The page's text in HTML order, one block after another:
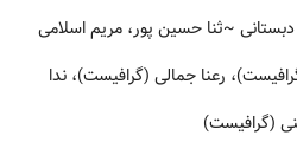
~ثنا حسین پور، مریم اسلامی
رعنا جمالی (گرافیست)، ندا
(گرافیست)